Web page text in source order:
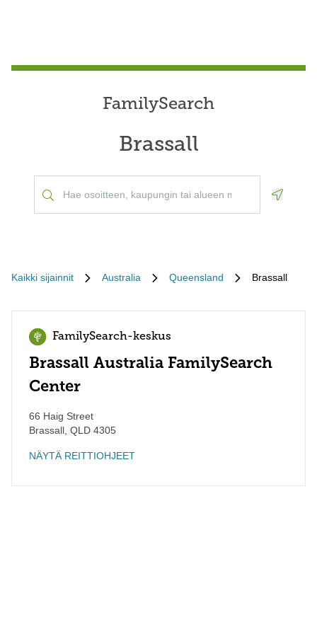
FamilySearch
Brassall
Kaikki sijainnit Australia Queensland Brassall
FamilySearch-keskus
Brassall Australia FamilySearch
Center
66 Haig Street
Brassall QLD 4305
NÄYTÄ REITTIOHJEET